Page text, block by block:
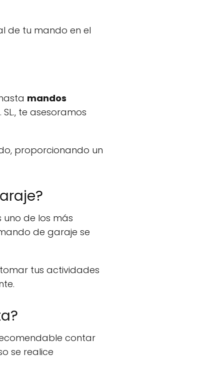
de tu mando en el
mandos
te asesoramos
proporcionando un
de los más
de garaje se
tus actividades
contar
se realice